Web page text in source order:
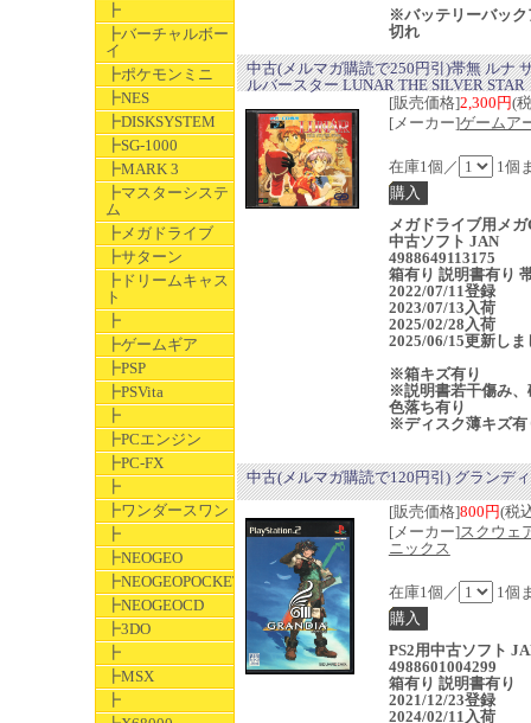
┣
┣バーチャルボー
イ
┣ポケモンミニ
┣NES
┣DISKSYSTEM
┣SG-1000
┣MARK 3
┣マスターシステ
ム
┣メガドライブ
┣サターン
┣ドリームキャス
ト
┣
┣ゲームギア
┣PSP
┣PSVita
┣
┣PCエンジン
┣PC-FX
┣
┣ワンダースワン
┣
┣NEOGEO
┣NEOGEOPOCKET
┣NEOGEOCD
┣3DO
┣
┣MSX
┣
※バッテリーバック
切れ
中古(メルマガ購読で250円引)帯無 ルナ
ルバースター LUNAR THE SILVER STAR
[販売価格]2,300円(
[メーカー]ゲームア
在庫1個／ 1個
メガドライブ用メガ
中古ソフト JAN
4988649113175
箱有り 説明書有り
2022/07/11登録
2023/07/13入荷
2025/02/28入荷
2025/06/15更新しま
※箱キズ有り
※説明書若干傷み、
色落ち有り
※ディスク薄キズ有
中古(メルマガ購読で120円引) グランデ
[販売価格]800円(税
[メーカー]スクウェ
ニックス
在庫1個／ 1個
PS2用中古ソフト
4988601004299
箱有り 説明書有り
2021/12/23登録
2024/02/11入荷